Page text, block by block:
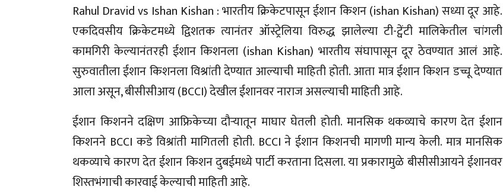
Rahul Dravid vs Ishan Kishan : भारतीय क्रिकेटपासून ईशान किशन (ishan Kishan) सध्या दूर आहे.
एकदिवसीय क्रिकेटमध्ये द्विशतक त्यानंतर ऑस्ट्रेलिया विरुद्ध झालेल्या टी-ट्वेंटी मालिकेतील चांगली
कामगिरी केल्यानंतरही ईशान किशनला (ishan Kishan) भारतीय संघापासून दूर ठेवण्यात आलं आहे.
सुरुवातीला ईशान किशनला विश्रांती देण्यात आल्याची माहिती होती. आता मात्र ईशान किशन डच्चू देण्यात
आला असून, बीसीसीआय (BCCI) देखील ईशानवर नाराज असल्याची माहिती आहे.
ईशान किशनने दक्षिण आफ्रिकेच्या दौऱ्यातून माघार घेतली होती. मानसिक थकव्याचे कारण देत ईशान
किशनने BCCI कडे विश्रांती मागितली होती. BCCI ने ईशान किशनची मागणी मान्य केली. मात्र मानसिक
थकव्याचे कारण देत ईशान किशन दुबईमध्ये पार्टी करताना दिसला. या प्रकारामुळे बीसीसीआयने ईशानवर
शिस्तभंगाची कारवाई केल्याची माहिती आहे.